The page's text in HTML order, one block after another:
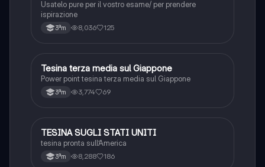
Usatelo pure per il vostro esame/ per prendere
ispirazione
3ªm 8,036 125
Altro
Tesina terza media sul Giappone
Power point tesina terza media sul Giappone
3ªm 3,774 69
Altro
TESINA SUGLI STATI UNITI
tesina pronta sull’America
3ªm 8,288 186